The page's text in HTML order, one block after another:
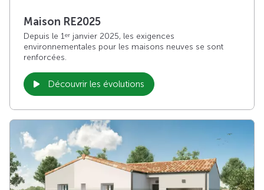
Maison RE2025
Depuis le 1er janvier 2025, les exigences
environnementales pour les maisons neuves se sont
renforcées.
Découvrir les évolutions